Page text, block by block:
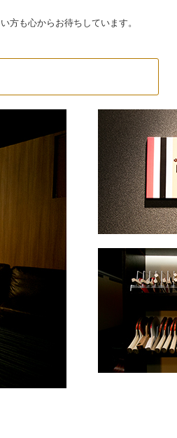
方も心からお待ちしています。